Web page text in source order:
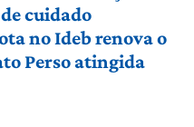
cuidado
no Ideb renova o
Perso atingida